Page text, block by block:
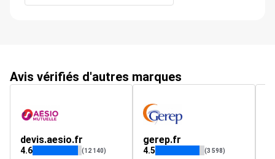
Avis vérifiés d'autres marques
devis.aesio.fr
4.6 (12 140)
gerep.fr
4.5 (3 598)